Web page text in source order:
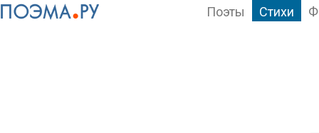
Поэты Стихи